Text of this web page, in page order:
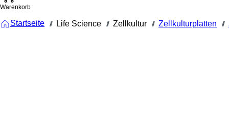
Warenkorb
Startseite /// Life Science /// Zellkultur /// Zellkulturplatten ///